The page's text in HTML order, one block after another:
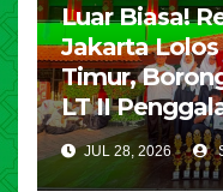
Luar Biasa!
Jakarta
Timur,
LT II
JUL 28, 2026